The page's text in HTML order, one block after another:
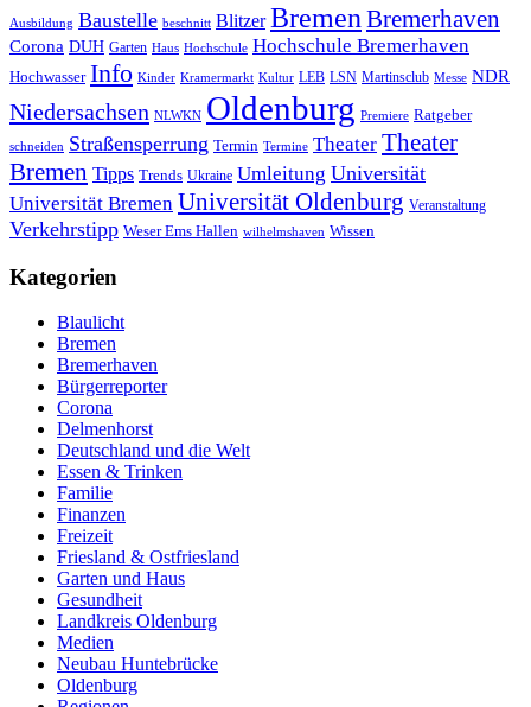
Ausbildung Baustelle beschnitt Blitzer Bremen Bremerhaven
Corona DUH Garten Haus Hochschule Hochschule Bremerhaven
Hochwasser Info Kinder Kramermarkt Kultur LEB LSN Martinsclub Messe NDR
Niedersachsen NLWKN Oldenburg Premiere Ratgeber
schneiden Straßensperrung Termin Termine Theater Theater
Bremen Tipps Trends Ukraine Umleitung Universität
Universität Bremen Universität Oldenburg Veranstaltung
Verkehrstipp Weser Ems Hallen wilhelmshaven Wissen
Kategorien
Blaulicht
Bremen
Bremerhaven
Bürgerreporter
Corona
Delmenhorst
Deutschland und die Welt
Essen & Trinken
Familie
Finanzen
Freizeit
Friesland & Ostfriesland
Garten und Haus
Gesundheit
Landkreis Oldenburg
Medien
Neubau Huntebrücke
Oldenburg